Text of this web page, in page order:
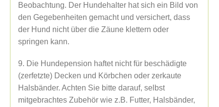
Beobachtung. Der Hundehalter hat sich ein Bild von
den Gegebenheiten gemacht und versichert, dass
der Hund nicht über die Zäune klettern oder
springen kann.
9. Die Hundepension haftet nicht für beschädigte
(zerfetzte) Decken und Körbchen oder zerkaute
Halsbänder. Achten Sie bitte darauf, selbst
mitgebrachtes Zubehör wie z.B. Futter, Halsbänder,